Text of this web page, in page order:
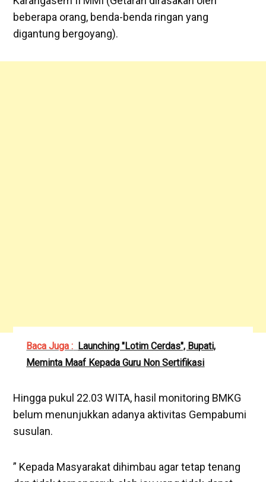
beberapa orang, benda-benda ringan yang
digantung bergoyang).
Baca Juga : Launching "Lotim Cerdas", Bupati,
Meminta Maaf Kepada Guru Non Sertifikasi
Hingga pukul 22.03 WITA, hasil monitoring BMKG
belum menunjukkan adanya aktivitas Gempabumi
susulan.
” Kepada Masyarakat dihimbau agar tetap tenang